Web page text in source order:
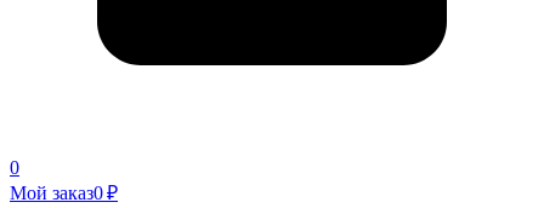
0
Мой заказ0 ₽